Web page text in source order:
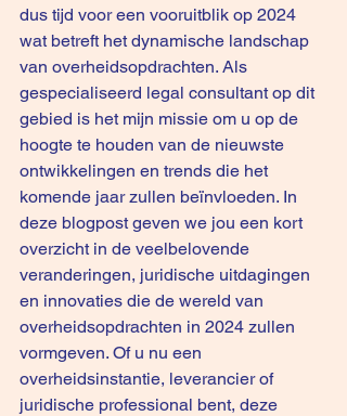
dus tijd voor een vooruitblik op 2024
wat betreft het dynamische landschap
van overheidsopdrachten. Als
gespecialiseerd legal consultant op dit
gebied is het mijn missie om u op de
hoogte te houden van de nieuwste
ontwikkelingen en trends die het
komende jaar zullen beïnvloeden. In
deze blogpost geven we jou een kort
overzicht in de veelbelovende
veranderingen, juridische uitdagingen
en innovaties die de wereld van
overheidsopdrachten in 2024 zullen
vormgeven. Of u nu een
overheidsinstantie, leverancier of
juridische professional bent, deze